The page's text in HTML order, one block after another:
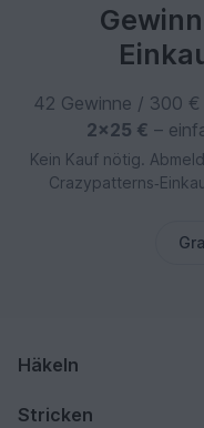
42 Gewinne / 300
2×25 € –
Kein Kauf nötig.
Häkeln
Stricken